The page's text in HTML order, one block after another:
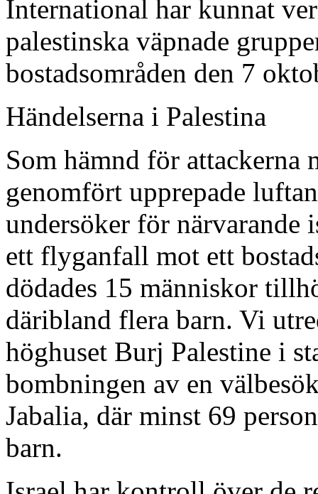
International har kunnat
palestinska väpnade
bostadsområden den 7
Händelserna i Palestina
Som hämnd för
genomfört upprepade
undersöker för
ett flyganfall mot ett
dödades 15 människor
däribland flera barn. Vi
höghuset Burj Palestine i
bombningen av en
Jabalia, där minst 69
barn.